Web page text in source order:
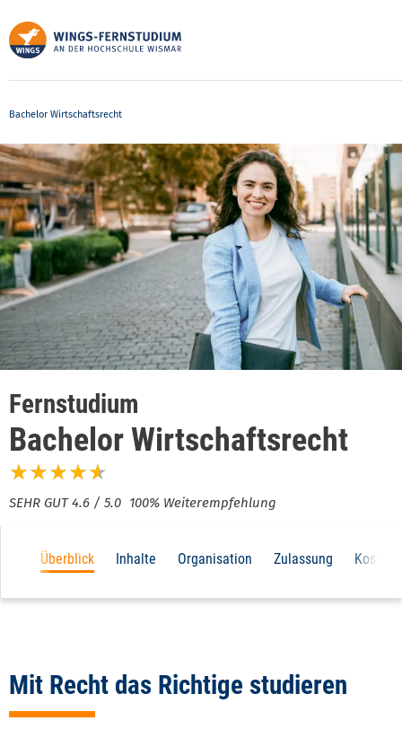
zum
Inhalt
Bachelor Wirtschaftsrecht
100% Weiterempfehlung
Fernstudium
Bachelor Wirtschaftsrecht
Main
navigation
Überblick Inhalte Organisation Zulassung Kosten
Mit Recht das Richtige studieren